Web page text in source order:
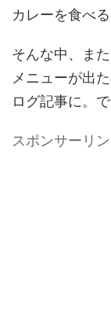
カレーを食べる
そんな中、ま
メニューが出
ログ記事に。
スポンサーリン